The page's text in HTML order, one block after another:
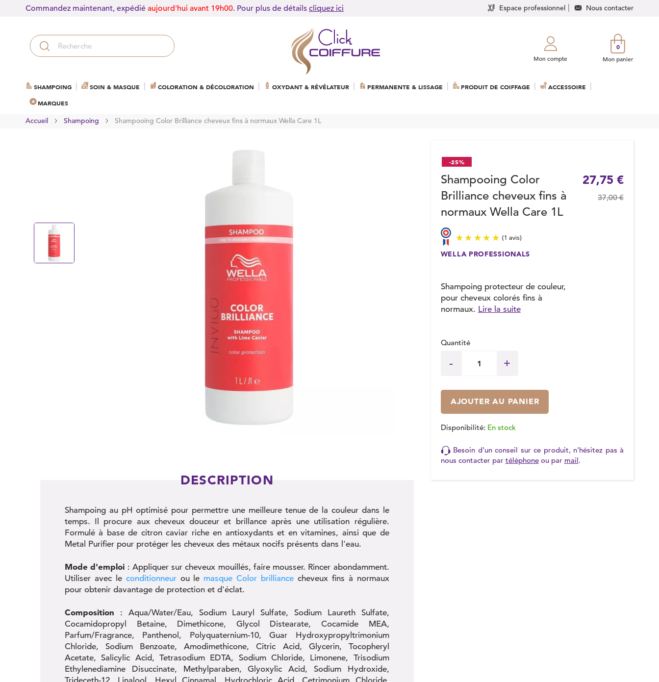
Commandez maintenant, expédié aujourd'hui avant 19h00. Pour plus de détails cliquez ici Espace professionnel Nous contacter
Mon compte
0
Mon panier
SHAMPOING SOIN & MASQUE COLORATION & DÉCOLORATION OXYDANT & RÉVÉLATEUR PERMANENTE & LISSAGE PRODUIT DE COIFFAGE ACCESSOIRE
MARQUES
Accueil Shampoing Shampooing Color Brilliance cheveux fins à normaux Wella Care 1L
-25%
Shampooing Color
Brilliance cheveux fins à
normaux Wella Care 1L
WELLA PROFESSIONALS
Shampoing protecteur de couleur,
pour cheveux colorés fins à
normaux. Lire la suite
27,75 €
37,00 €
Quantité
AJOUTER AU PANIER
Disponibilité: En stock
Besoin d'un conseil sur ce produit, n'hésitez pas à
nous contacter par téléphoneou par mail.
DESCRIPTION
Shampoing au pH optimisé pour permettre une meilleure tenue de la couleur dans le
temps. Il procure aux cheveux douceur et brillance après une utilisation régulière.
Formulé à base de citron caviar riche en antioxydants et en vitamines, ainsi que de
Metal Purifier pour protéger les cheveux des métaux nocifs présents dans l'eau.
Mode d'emploi : Appliquer sur cheveux mouillés, faire mousser. Rincer abondamment.
Utiliser avec le conditionneur ou le masque Color brilliance cheveux fins à normaux
pour obtenir davantage de protection et d'éclat.
Composition : Aqua/Water/Eau, Sodium Lauryl Sulfate, Sodium Laureth Sulfate,
Cocamidopropyl Betaine, Dimethicone, Glycol Distearate, Cocamide MEA,
Parfum/Fragrance, Panthenol, Polyquaternium-10, Guar Hydroxypropyltrimonium
Chloride, Sodium Benzoate, Amodimethicone, Citric Acid, Glycerin, Tocopheryl
Acetate, Salicylic Acid, Tetrasodium EDTA, Sodium Chloride, Limonene, Trisodium
Ethylenediamine Disuccinate, Methylparaben, Glyoxylic Acid, Sodium Hydroxide,